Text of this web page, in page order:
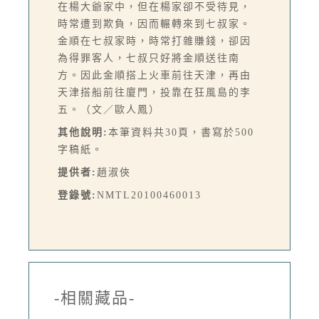
在楊大爺家中，但在楊家卻不受待見，
時常遭到欺負，因而輾轉來到七叔家。
金順在七叔家時，時常打雜賺錢，卻因
為得罪客人，七叔只好將金順送往南
方。因此金順搭上火車前往天津，再由
天津搭船前往廈門，投靠在狂風島的李
五。（文／歐人鳳）
其他說明: 本筆資料共30頁，書寫於500
字稿紙。
提供者: 趙淑俠
登錄號: NMTL20100460013
-相關藏品-